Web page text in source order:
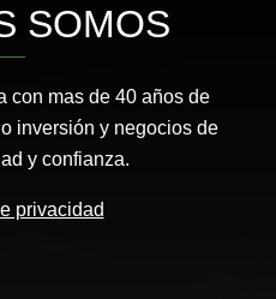
SOMOS
con mas de 40 años de
inversión y negocios de
y confianza.
privacidad